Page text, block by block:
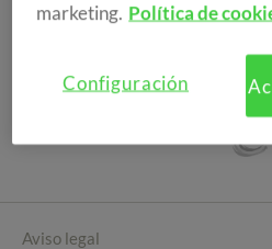
Aviso legal
marketing. Política de
Configuración